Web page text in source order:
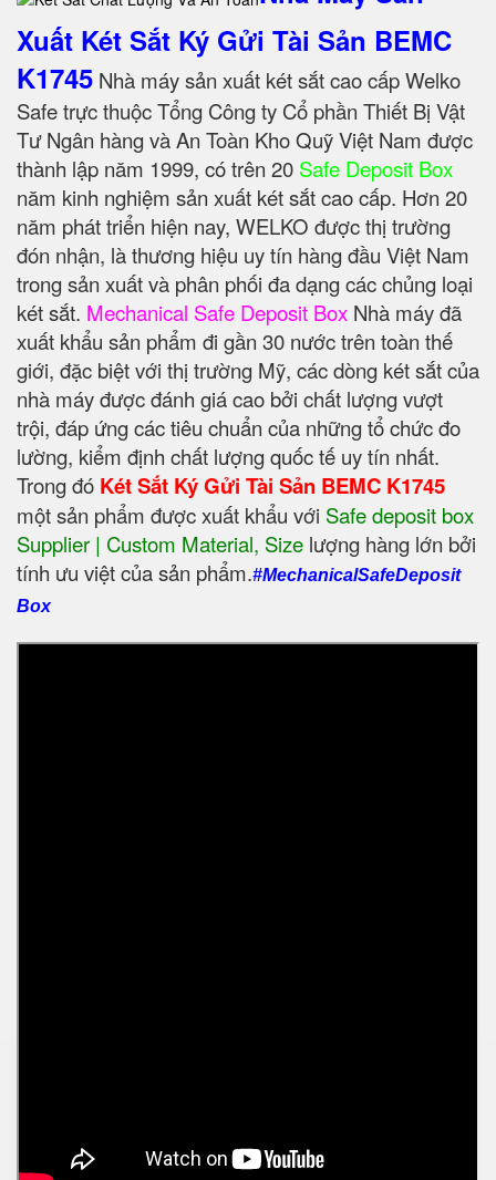
Xuất Két Sắt Ký Gửi Tài Sản BEMC
K1745 Nhà máy sản xuất két sắt cao cấp Welko
Safe trực thuộc Tổng Công ty Cổ phần Thiết Bị Vật
Tư Ngân hàng và An Toàn Kho Quỹ Việt Nam được
thành lập năm 1999, có trên 20 Safe Deposit Box
năm kinh nghiệm sản xuất két sắt cao cấp. Hơn 20
năm phát triển hiện nay, WELKO được thị trường
đón nhận, là thương hiệu uy tín hàng đầu Việt Nam
trong sản xuất và phân phối đa dạng các chủng loại
két sắt. Mechanical Safe Deposit Box Nhà máy đã
xuất khẩu sản phẩm đi gần 30 nước trên toàn thế
giới, đặc biệt với thị trường Mỹ, các dòng két sắt của
nhà máy được đánh giá cao bởi chất lượng vượt
trội, đáp ứng các tiêu chuẩn của những tổ chức đo
lường, kiểm định chất lượng quốc tế uy tín nhất.
Trong đó Két Sắt Ký Gửi Tài Sản BEMC K1745
một sản phẩm được xuất khẩu với Safe deposit box
Supplier | Custom Material, Size ‎ lượng hàng lớn bởi
tính ưu việt của sản phẩm.#MechanicalSafeDeposit
Box